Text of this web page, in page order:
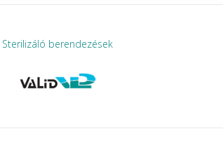
Sterilizáló berendezések